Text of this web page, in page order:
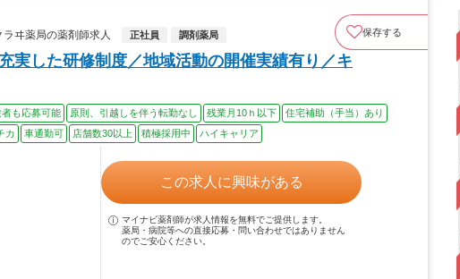
ヰ薬局の薬剤師求人
正社員 調剤薬局 保存する
実した研修制度／地域活動の開催実績有り／キ
も応募可能 原則、引越しを伴う転勤なし 残業月10ｈ以下
住宅補助（手当）あり
カ 車通勤可 店舗数30以上 積極採用中 ハイキャリア
この求人に興味がある
マイナビ薬剤師が求人情報を無料でご提供します。
薬局・病院等への直接応募・問い合わせではありません
のでご安心ください。